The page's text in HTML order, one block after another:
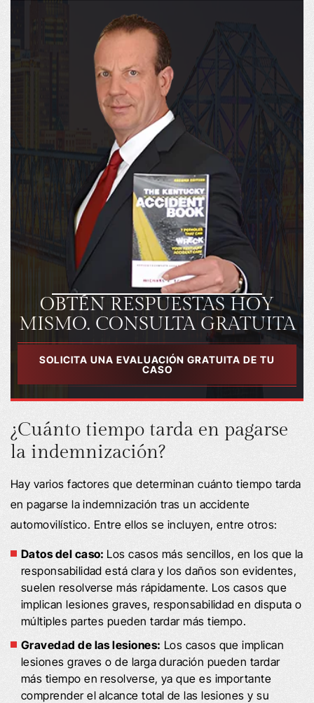
OBTÉN RESPUESTAS HOY
MISMO. CONSULTA GRATUITA
SOLICITA UNA EVALUACIÓN GRATUITA DE TU
CASO
¿Cuánto tiempo tarda en pagarse
la indemnización?
Hay varios factores que determinan cuánto tiempo tarda
en pagarse la indemnización tras un accidente
automovilístico. Entre ellos se incluyen, entre otros:
Datos del caso: Los casos más sencillos, en los que la
responsabilidad está clara y los daños son evidentes,
suelen resolverse más rápidamente. Los casos que
implican lesiones graves, responsabilidad en disputa o
múltiples partes pueden tardar más tiempo.
Gravedad de las lesiones: Los casos que implican
lesiones graves o de larga duración pueden tardar
más tiempo en resolverse, ya que es importante
comprender el alcance total de las lesiones y su